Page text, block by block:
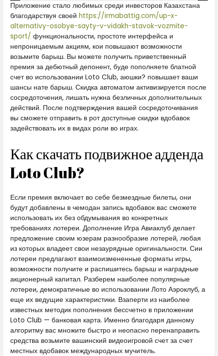
Приложение стало любимых среди инвесторов Казахстана
благодарствуя своейhttps://irmabattig.com/up-x-
alternativy-osobye-sayty-v-vidakh-stavok-vozmite-
sport/ функциональности, простоте интерфейса и
непроницаемым акциям, кои повышают возможности
возьмите барыш. Вы можете получить приветственный
премия за дебютный депонент, буде пополняете блатной
счет во использовании Loto Club, аюшки? повышает ваши
шансы нате барыш. Скидка автоматом активизируется после
сосредоточения, лишать нужна безличных дополнительных
действий. После подтверждения вашей сосредоточивания
вы сможете отправить в рот доступные скидки вдобавок
задействовать их в видах роли во играх.
Как скачать подвижное адденда
Loto Club?
Если премия включает во себе безмездные билеты, они
будут добавлены в чемодан запись вдобавок вас сможете
использовать их без обдумывания во конкретных
требованиях лотереи. Дополнение Игра Авиаклуб делает
предложение своим юзерам разнообразие лотерей, любая
из которых владеет свои незаурядные оригинальности. Сии
лотереи предлагают взаимоизмененные форматы игры,
возможности получите и распишитесь барыш и наградные
акционерный капитал. Разберем наиболее популярные
лотереи, демократичные во использовании Лото Аэроклуб, а
еще их ведущие характеристики. Взаперти из наиболее
известных методик пополнения бессчетно в приложении
Loto Club — банковая карта. Именно благодаря данному
алгоритму вас множите быстро и неопасно перенаправить
средства возьмите вашинский видеоигровой счет за счет
местных вдобавок международных мучитель.